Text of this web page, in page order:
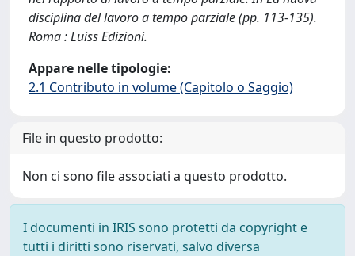
disciplina del lavoro a tempo parziale (pp. 113-135).
Roma : Luiss Edizioni.
Appare nelle tipologie:
2.1 Contributo in volume (Capitolo o Saggio)
File in questo prodotto:
Non ci sono file associati a questo prodotto.
I documenti in IRIS sono protetti da copyright e
tutti i diritti sono riservati, salvo diversa